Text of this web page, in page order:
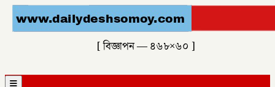
[ বিজ্ঞাপন — ৪৬৮×৬০ ]